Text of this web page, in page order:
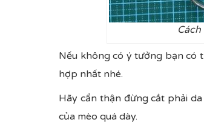
Nếu không có ý tưởng bạn có
hợp nhất nhé.
Hãy cẩn thận đừng cắt phải
của mèo quá dày.